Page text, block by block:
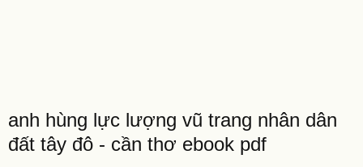
anh hùng lực lượng vũ trang nhân dân
đất tây đô - cần thơ ebook pdf